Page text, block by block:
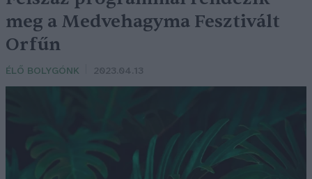
meg a Medvehagyma Fesztivált
Orfűn
ÉLŐ BOLYGÓNK 2023.04.13